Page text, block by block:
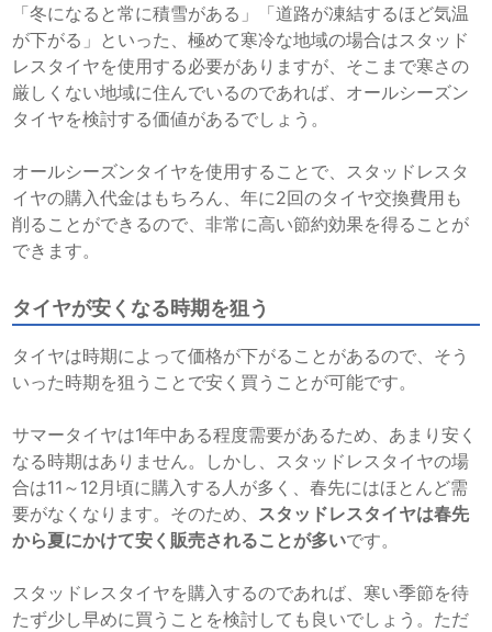
「冬になると常に積雪がある」「道路が凍結するほど気温
が下がる」といった、極めて寒冷な地域の場合はスタッド
レスタイヤを使用する必要がありますが、そこまで寒さの
厳しくない地域に住んでいるのであれば、オールシーズン
タイヤを検討する価値があるでしょう。
オールシーズンタイヤを使用することで、スタッドレスタ
イヤの購入代金はもちろん、年に2回のタイヤ交換費用も
削ることができるので、非常に高い節約効果を得ることが
できます。
タイヤが安くなる時期を狙う
タイヤは時期によって価格が下がることがあるので、そう
いった時期を狙うことで安く買うことが可能です。
サマータイヤは1年中ある程度需要があるため、あまり安く
なる時期はありません。しかし、スタッドレスタイヤの場
合は11～12月頃に購入する人が多く、春先にはほとんど需
要がなくなります。そのため、 スタッドレスタイヤは春先
から夏にかけて安く販売されることが多いです。
スタッドレスタイヤを購入するのであれば、寒い季節を待
たず少し早めに買うことを検討しても良いでしょう。ただ